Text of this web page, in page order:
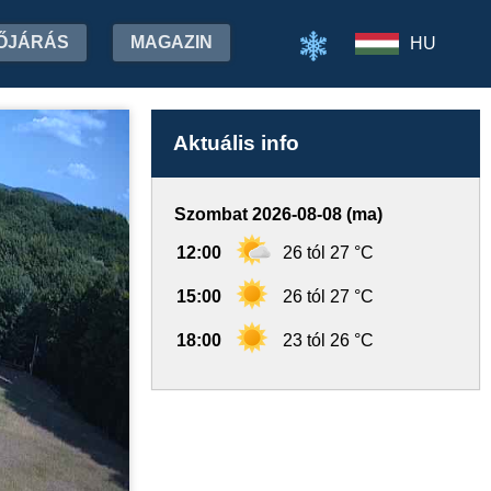
MAGAZIN HU
Aktuális info
Szombat 2026-08-08 (ma)
12:00 26 tól 27 °C
15:00 26 tól 27 °C
18:00 23 tól 26 °C